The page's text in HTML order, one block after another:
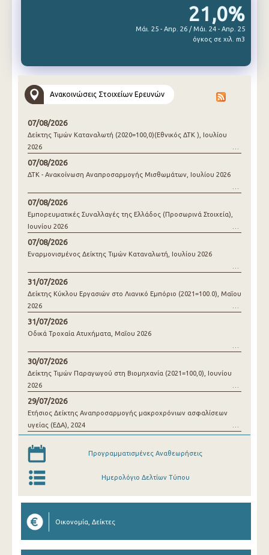
21,0%
Μάι. 25 - Απρ. 26 / Μάι. 24 - Απρ. 25
όγκος σε χιλ. m3
Ανακοινώσεις Στοιχείων Ερευνών
07/08/2026
Δείκτης Τιμών Καταναλωτή (2020=100,0)(Εθνικός ΔΤΚ ), Ιουλίου
2026
07/08/2026
ΔΤΚ - Ανακοίνωση Αναπροσαρμογής Μισθωμάτων, Ιουλίου 2026
07/08/2026
Εμπορευματικές Συναλλαγές της Ελλάδος (Προσωρινά Στοιχεία),
Ιουνίου 2026
07/08/2026
Εναρμονισμένος Δείκτης Τιμών Καταναλωτή, Ιουλίου 2026
31/07/2026
Δείκτης Κύκλου Εργασιών στο Λιανικό Εμπόριο (2021=100.0), Μαΐου
2026
31/07/2026
Οδικά Τροχαία Ατυχήματα, Μαΐου 2026
30/07/2026
Δείκτης Τιμών Παραγωγού στη Βιομηχανία (2021=100,0), Ιουνίου
2026
29/07/2026
Ετήσιος Δείκτης Αναπροσαρμογής μακροχρόνιων ασφαλίσεων
υγείας (ΕΔΑ), 2024
Προγραμματισμένες Αναθεωρήσεις
Ημερολόγιο Δελτίων Τύπου
Οικονομία, Δείκτες